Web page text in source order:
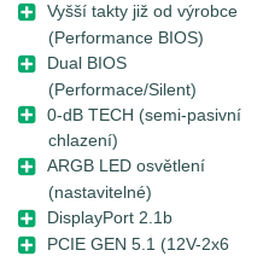
Vyšší takty již od výrobce
(Performance BIOS)
Dual BIOS
(Performace/Silent)
0-dB TECH (semi-pasivní
chlazení)
ARGB LED osvětlení
(nastavitelné)
DisplayPort 2.1b
PCIE GEN 5.1 (12V-2x6